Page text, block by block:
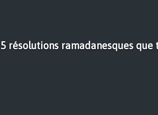
5 résolutions ramadanesques